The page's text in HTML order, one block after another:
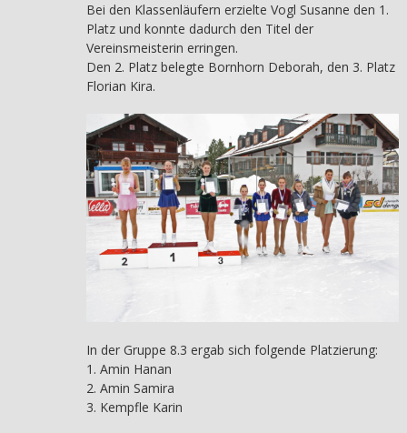
Bei den Klassenläufern erzielte Vogl Susanne den 1.
Platz und konnte dadurch den Titel der
Vereinsmeisterin erringen.
Den 2. Platz belegte Bornhorn Deborah, den 3. Platz
Florian Kira.
In der Gruppe 8.3 ergab sich folgende Platzierung:
1. Amin Hanan
2. Amin Samira
3. Kempfle Karin